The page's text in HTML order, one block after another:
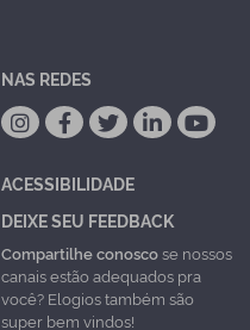
NAS REDES
ACESSIBILIDADE
DEIXE SEU FEEDBACK
Compartilhe conoscose nossos
canais estão adequados pra
você? Elogios também são
super bem vindos!